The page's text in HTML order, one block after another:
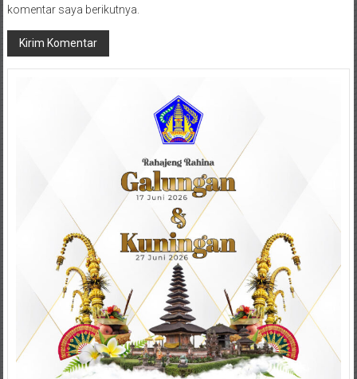
komentar saya berikutnya.